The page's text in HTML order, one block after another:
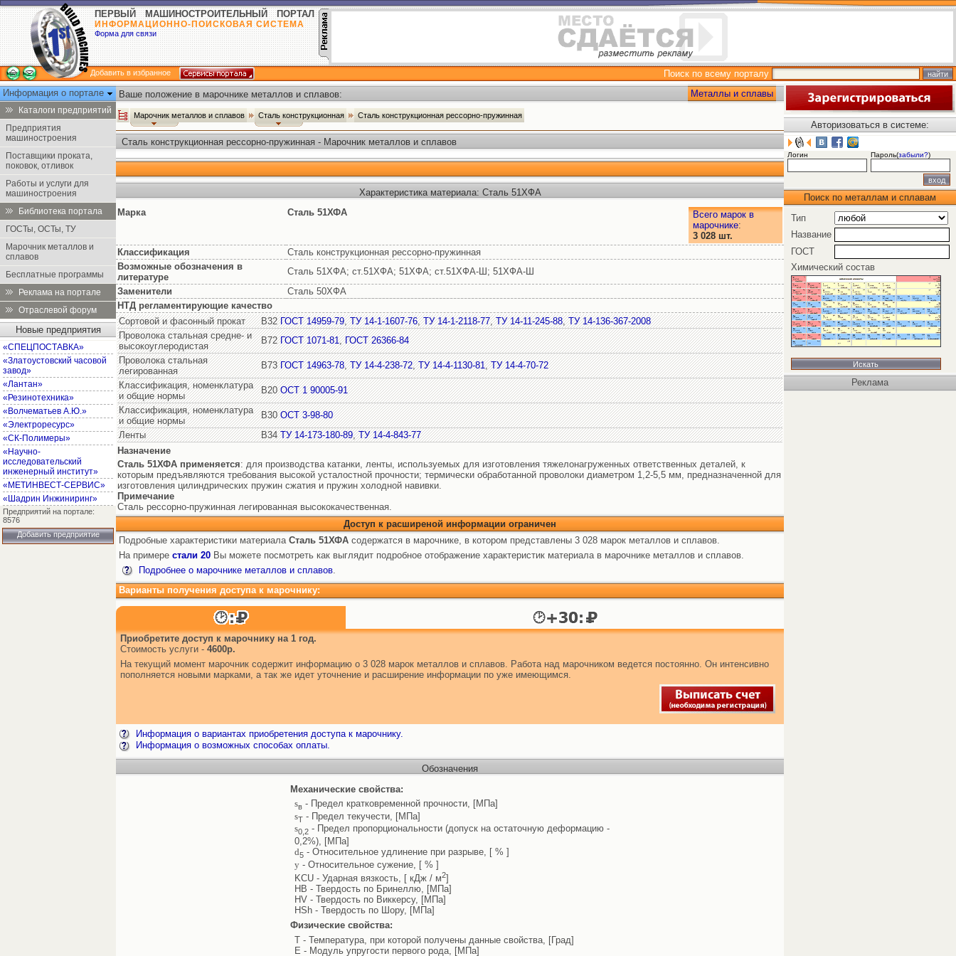
ПЕРВЫЙ МАШИНОСТРОИТЕЛЬНЫЙ ПОРТАЛ
ИНФОРМАЦИОННО-ПОИСКОВАЯ СИСТЕМА
Форма для связи
Добавить в избранное
Поиск по всему порталу
Информация о портале
Каталоги предприятий
Предприятия
машиностроения
Поставщики проката,
поковок, отливок
Работы и услуги для
машиностроения
Библиотека портала
ГОСТы, ОСТы, ТУ
Марочник металлов и
сплавов
Бесплатные программы
Реклама на портале
Отраслевой форум
Новые предприятия
«СПЕЦПОСТАВКА»
«Златоустовский часовой
завод»
«Лантан»
«Резинотехника»
«Волчематьев А.Ю.»
«Электроресурс»
«СК-Полимеры»
«Научно-
исследовательский
инженерный институт»
«МЕТИНВЕСТ-СЕРВИС»
«Шадрин Инжиниринг»
Предприятий на портале:
8576
Добавить предприятие
Ваше положение в марочнике металлов и сплавов: Металлы и сплавы
Марочник металлов и сплавов Сталь конструкционная Сталь конструкционная рессорно-пружинная
Сталь конструкционная рессорно-пружинная - Марочник металлов и сплавов
Характеристика материала: Сталь 51ХФА
Марка
Сталь 51ХФА
Всего марок в
марочнике:
3 028 шт.
Классификация
Сталь конструкционная рессорно-пружинная
Возможные обозначения в
литературе
Сталь 51ХФА; ст.51ХФА; 51ХФА; ст.51ХФА-Ш; 51ХФА-Ш
Заменители
Сталь 50ХФА
НТД регламентирующие качество
Сортовой и фасонный прокат
В32 ГОСТ 14959-79,ТУ 14-1-1607-76,ТУ 14-1-2118-77,ТУ 14-11-245-88,ТУ 14-136-367-2008
Проволока стальная средне- и
высокоуглеродистая
В72 ГОСТ 1071-81,ГОСТ 26366-84
Проволока стальная
легированная
В73 ГОСТ 14963-78,ТУ 14-4-238-72,ТУ 14-4-1130-81,ТУ 14-4-70-72
Классификация, номенклатура
и общие нормы
В20 ОСТ 1 90005-91
Классификация, номенклатура
и общие нормы
В30 ОСТ 3-98-80
Ленты
В34 ТУ 14-173-180-89,ТУ 14-4-843-77
Назначение
Сталь 51ХФА применяется: для производства катанки, ленты, используемых для изготовления тяжелонагруженных ответственных деталей, к
которым предъявляются требования высокой усталостной прочности; термически обработанной проволоки диаметром 1,2-5,5 мм, предназначенной для
изготовления цилиндрических пружин сжатия и пружин холодной навивки.
Примечание
Сталь рессорно-пружинная легированная высококачественная.
Доступ к расширеной информации ограничен
Подробные характеристики материала Сталь 51ХФА содержатся в марочнике, в котором представлены 3 028 марок металлов и сплавов.
На примере стали 20 Вы можете посмотреть как выглядит подробное отображение характеристик материала в марочнике металлов и сплавов.
Подробнее о марочнике металлов и сплавов.
Варианты получения доступа к марочнику:
Приобретите доступ к марочнику на 1 год.
Стоимость услуги - 4600р.
На текущий момент марочник содержит информацию о 3 028 марок металлов и сплавов. Работа над марочником ведется постоянно. Он интенсивно
пополняется новыми марками, а так же идет уточнение и расширение информации по уже имеющимся.
Информация о вариантах приобретения доступа к марочнику.
Информация о возможных способах оплаты.
Обозначения
Механические свойства:
sв - Предел кратковременной прочности, [МПа]
sТ- Предел текучести, [МПа]
s0,2- Предел пропорциональности (допуск на остаточную деформацию -
0,2%), [МПа]
d5- Относительное удлинение при разрыве, [ % ]
y- Относительное сужение, [ % ]
KCU - Ударная вязкость, [ кДж / м2]
HB - Твердость по Бринеллю, [МПа]
HV - Твердость по Виккерсу, [МПа]
HSh - Твердость по Шору, [МПа]
Физические свойства:
T - Температура, при которой получены данные свойства, [Град]
E - Модуль упругости первого рода, [МПа]
Авторизоваться в системе:
Логин Пароль(забыли?)
Поиск по металлам и сплавам
Тип
Название
ГОСТ
Химический состав
Реклама